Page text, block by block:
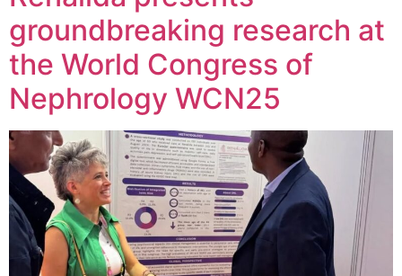
groundbreaking research at
the World Congress of
Nephrology WCN25